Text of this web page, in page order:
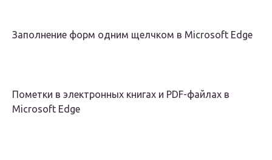
Заполнение форм одним щелчком в Microsoft Edge
Пометки в электронных книгах и PDF-файлах в
Microsoft Edge